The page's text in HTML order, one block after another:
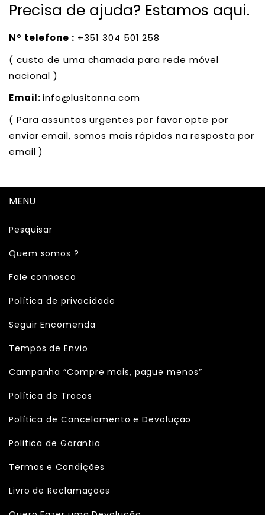
Precisa de ajuda? Estamos aqui.
Nº telefone : +351 304 501 258
( custo de uma chamada para rede móvel
nacional )
Email:info@lusitanna.com
( Para assuntos urgentes por favor opte por
enviar email, somos mais rápidos na resposta por
email )
MENU
Pesquisar
Quem somos ?
Fale connosco
Política de privacidade
Seguir Encomenda
Tempos de Envio
Campanha “Compre mais, pague menos”
Política de Trocas
Política de Cancelamento e Devolução
Politica de Garantia
Termos e Condições
Livro de Reclamações